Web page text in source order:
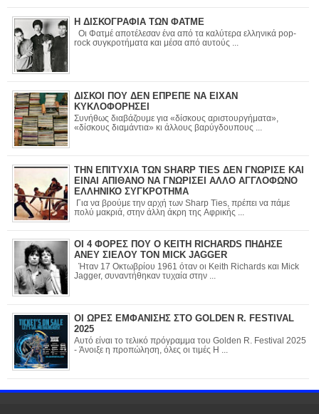
Η ΔΙΣΚΟΓΡΑΦΙΑ ΤΩΝ ΦΑΤΜΕ
Οι Φατμέ αποτέλεσαν ένα από τα καλύτερα ελληνικά pop-
rock συγκροτήματα και μέσα από αυτούς ...
ΔΙΣΚΟΙ ΠΟΥ ΔΕΝ ΕΠΡΕΠΕ ΝΑ ΕΙΧΑΝ
ΚΥΚΛΟΦΟΡΗΣΕΙ
Συνήθως διαβάζουμε για «δίσκους αριστουργήματα»,
«δίσκους διαμάντια» κι άλλους βαρύγδουπους ...
ΤΗΝ ΕΠΙΤΥΧΙΑ ΤΩΝ SHARP TIES ΔΕΝ ΓΝΩΡΙΣΕ ΚΑΙ
ΕΙΝΑΙ ΑΠΙΘΑΝΟ ΝΑ ΓΝΩΡΙΣΕΙ ΑΛΛΟ ΑΓΓΛΟΦΩΝΟ
ΕΛΛΗΝΙΚΟ ΣΥΓΚΡΟΤΗΜΑ
Για να βρούμε την αρχή των Sharp Ties, πρέπει να πάμε
πολύ μακριά, στην άλλη άκρη της Αφρικής ...
ΟΙ 4 ΦΟΡΕΣ ΠΟΥ Ο KEITH RICHARDS ΠΗΔΗΣΕ
ΑΝΕΥ ΣΙΕΛΟΥ ΤΟΝ MICK JAGGER
Ήταν 17 Οκτωβρίου 1961 όταν οι Keith Richards και Mick
Jagger, συναντήθηκαν τυχαία στην ...
ΟΙ ΩΡΕΣ ΕΜΦΑΝΙΣΗΣ ΣΤΟ GOLDEN R. FESTIVAL
2025
Αυτό είναι το τελικό πρόγραμμα του Golden R. Festival 2025
- Άνοιξε η προπώληση, όλες οι τιμές Η ...